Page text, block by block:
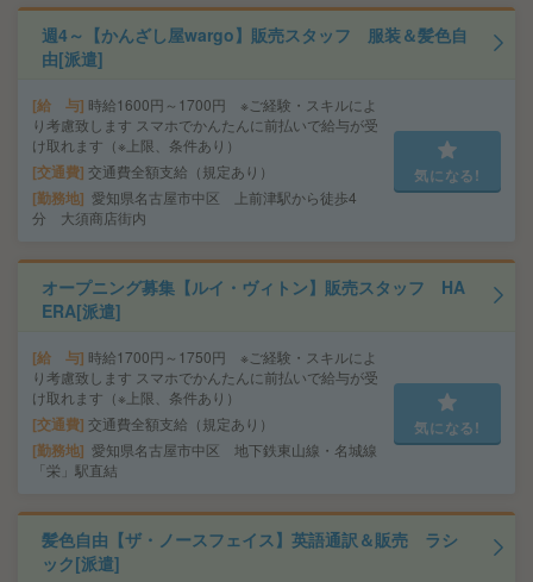
週4～【かんざし屋wargo】販売スタッフ 服装＆髪色自
由[派遣]
給 与 時給1600円～1700円 ※ご経験・スキルによ
り考慮致します スマホでかんたんに前払いで給与が受
け取れます（※上限、条件あり）
交通費 交通費全額支給（規定あり）
勤務地 愛知県名古屋市中区 上前津駅から徒歩4
分 大須商店街内
気になる!
オープニング募集【ルイ・ヴィトン】販売スタッフ HA
ERA[派遣]
給 与 時給1700円～1750円 ※ご経験・スキルによ
り考慮致します スマホでかんたんに前払いで給与が受
け取れます（※上限、条件あり）
交通費 交通費全額支給（規定あり）
勤務地 愛知県名古屋市中区 地下鉄東山線・名城線
「栄」駅直結
気になる!
髪色自由【ザ・ノースフェイス】英語通訳＆販売 ラシ
ック[派遣]